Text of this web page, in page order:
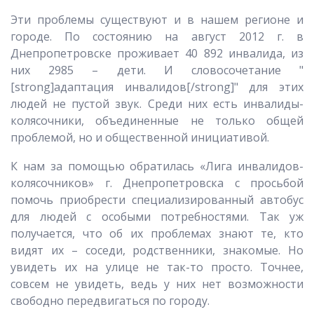
Эти проблемы существуют и в нашем регионе и
городе. По состоянию на август 2012 г. в
Днепропетровске проживает 40 892 инвалида, из
них 2985 – дети. И словосочетание "
[strong]адаптация инвалидов[/strong]" для этих
людей не пустой звук. Среди них есть инвалиды-
колясочники, объединенные не только общей
проблемой, но и общественной инициативой.
К нам за помощью обратилась «Лига инвалидов-
колясочников» г. Днепропетровска с просьбой
помочь приобрести специализированный автобус
для людей с особыми потребностями. Так уж
получается, что об их проблемах знают те, кто
видят их – соседи, родственники, знакомые. Но
увидеть их на улице не так-то просто. Точнее,
совсем не увидеть, ведь у них нет возможности
свободно передвигаться по городу.